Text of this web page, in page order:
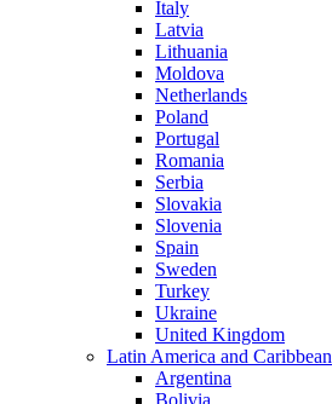
Italy
Latvia
Lithuania
Moldova
Netherlands
Poland
Portugal
Romania
Serbia
Slovakia
Slovenia
Spain
Sweden
Turkey
Ukraine
United Kingdom
Latin America and Caribbean
Argentina